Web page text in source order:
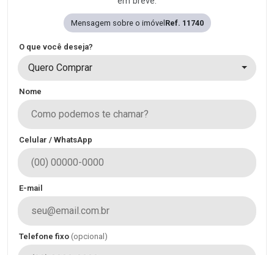
Mensagem sobre o imóvel Ref. 11740
O que você deseja?
Quero Comprar
Nome
Celular / WhatsApp
E-mail
Telefone fixo (opcional)